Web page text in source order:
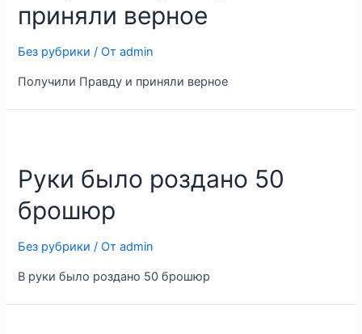
приняли верное
Без рубрики / От admin
Получили Правду и приняли верное
Руки было роздано 50
брошюр
Без рубрики / От admin
В руки было роздано 50 брошюр